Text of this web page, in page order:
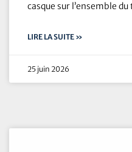
casque sur l’ensemble
LIRE LA SUITE »
25 juin 2026